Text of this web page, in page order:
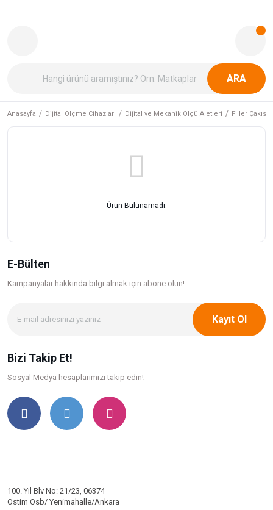
ARA
Anasayfa Dijital Ölçme Cihazları Dijital ve Mekanik Ölçü Aletleri Filler Çakısı
Ürün Bulunamadı.
E-Bülten
Kampanyalar hakkında bilgi almak için abone olun!
Kayıt Ol
Bizi Takip Et!
Sosyal Medya hesaplarımızı takip edin!
100. Yıl Blv No: 21/23, 06374
Ostim Osb/ Yenimahalle/Ankara